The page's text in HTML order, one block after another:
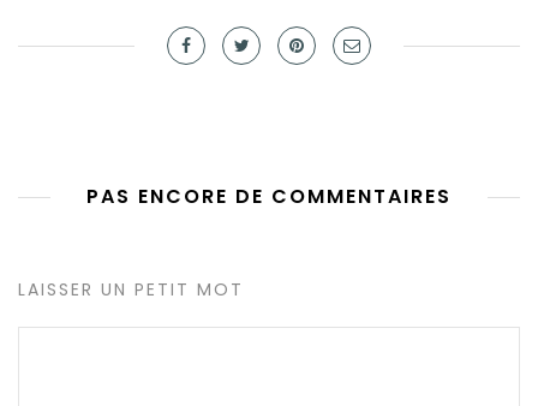
PAS ENCORE DE COMMENTAIRES
LAISSER UN PETIT MOT